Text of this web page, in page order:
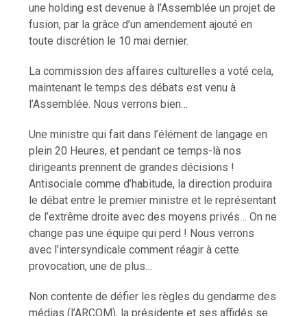
une holding est devenue à l’Assemblée un projet de
fusion, par la grâce d’un amendement ajouté en
toute discrétion le 10 mai dernier.
La commission des affaires culturelles a voté cela,
maintenant le temps des débats est venu à
l’Assemblée. Nous verrons bien…
Une ministre qui fait dans l’élément de langage en
plein 20 Heures, et pendant ce temps-là nos
dirigeants prennent de grandes décisions !
Antisociale comme d’habitude, la direction produira
le débat entre le premier ministre et le représentant
de l’extrême droite avec des moyens privés… On ne
change pas une équipe qui perd ! Nous verrons
avec l’intersyndicale comment réagir à cette
provocation, une de plus…
Non contente de défier les règles du gendarme des
médias (l’ARCOM), la présidente et ses affidés se